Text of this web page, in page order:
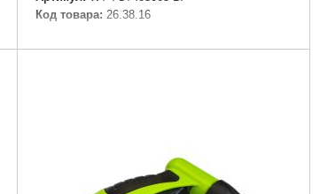
Код товара: 26.38.16
Подробнее...